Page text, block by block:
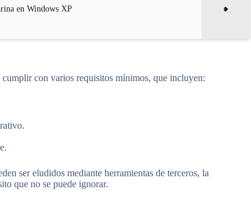
en Windows XP
con varios requisitos mínimos, que incluyen:
ser eludidos mediante herramientas de terceros, la
que no se puede ignorar.